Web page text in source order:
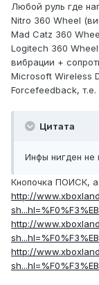
Любой руль где
Nitro 360 Wheel
Mad Catz 360
Logitech 360
вибрации +
Microsoft Wireless
Forcefeedback, т.е.
Цитата
Инфы нигден не
Кнопочка ПОИСК, а
http://
http://
http://